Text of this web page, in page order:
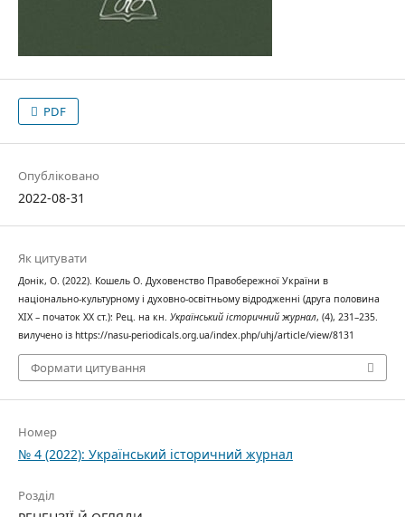
PDF
Опубліковано
2022-08-31
Як цитувати
Донік, О. (2022). Кошель О. Духовенство Правобережної України в
національно-культурному і духовно-освітньому відродженні (друга половина
ХІХ – початок ХХ ст.): Рец. на кн. Український історичний журнал, (4), 231–235.
вилучено із https://nasu-periodicals.org.ua/index.php/uhj/article/view/8131
Формати цитування
Номер
№ 4 (2022): Український історичний журнал
Розділ